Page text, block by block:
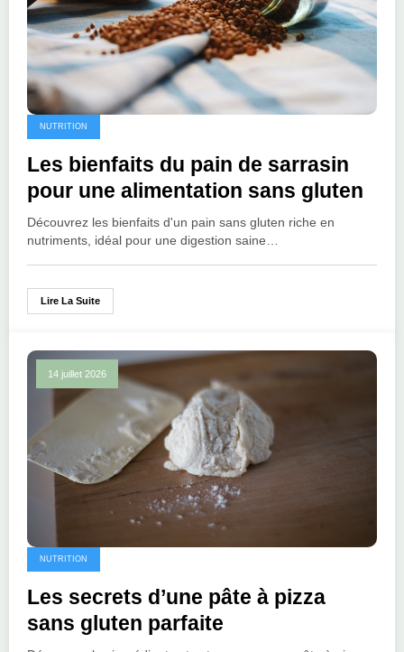
NUTRITION
Les bienfaits du pain de sarrasin
pour une alimentation sans gluten
Découvrez les bienfaits d'un pain sans gluten riche en
nutriments, idéal pour une digestion saine…
Lire La Suite
14 juillet 2026
NUTRITION
Les secrets d’une pâte à pizza
sans gluten parfaite